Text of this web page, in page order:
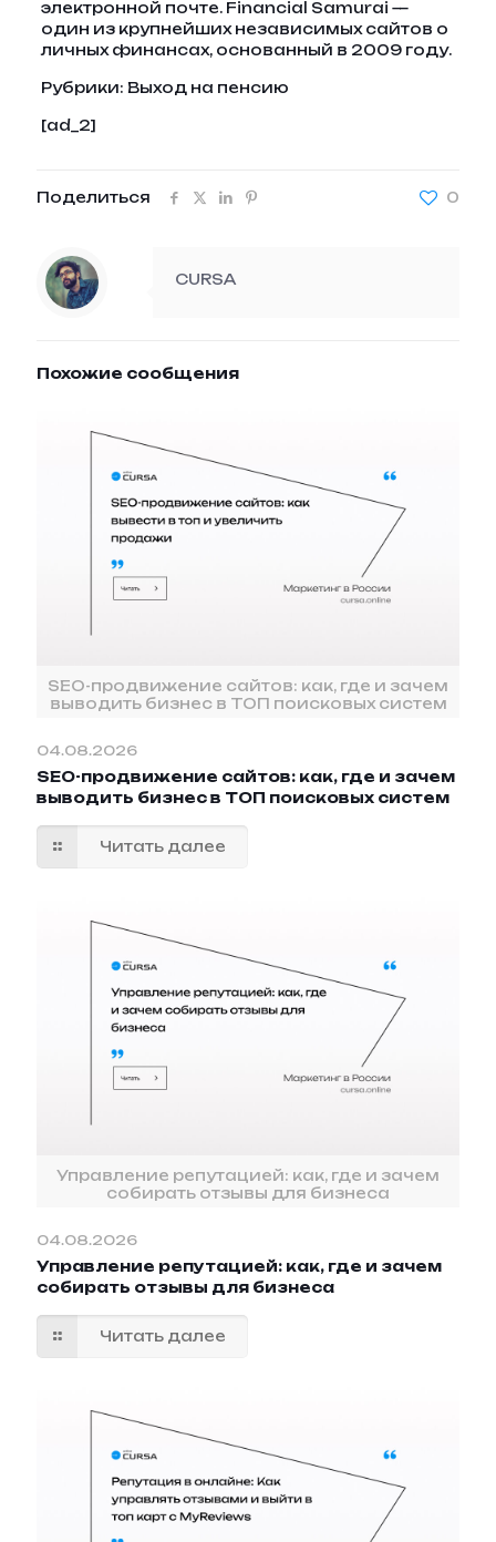
электронной почте. Financial Samurai —
один из крупнейших независимых сайтов о
личных финансах, основанный в 2009 году.
Рубрики: Выход на пенсию
[ad_2]
Поделиться 0
CURSA
Похожие сообщения
SEO-продвижение сайтов: как, где и зачем
выводить бизнес в ТОП поисковых систем
04.08.2026
SEO-продвижение сайтов: как, где и зачем
выводить бизнес в ТОП поисковых систем
Читать далее
Управление репутацией: как, где и зачем
собирать отзывы для бизнеса
04.08.2026
Управление репутацией: как, где и зачем
собирать отзывы для бизнеса
Читать далее